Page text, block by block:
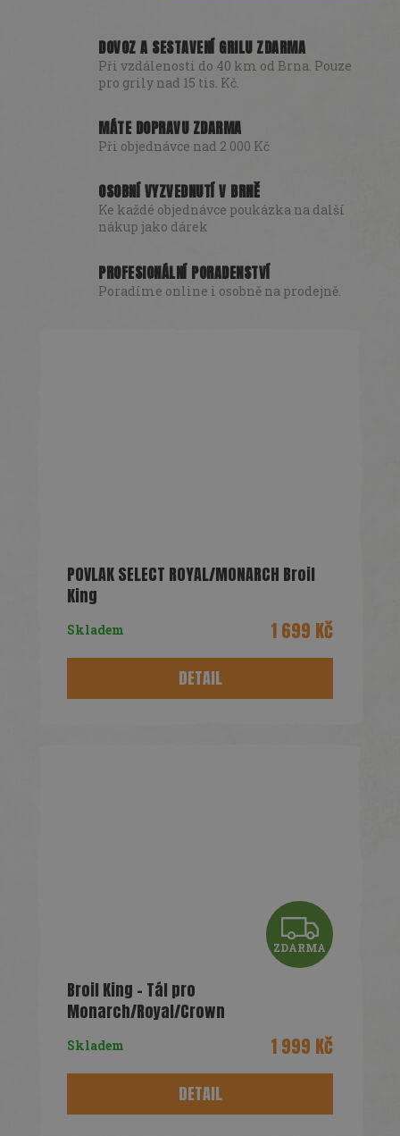
DOVOZ A SESTAVENÍ GRILU ZDARMA
Při vzdálenosti do 40 km od Brna. Pouze
pro grily nad 15 tis. Kč.
MÁTE DOPRAVU ZDARMA
Při objednávce nad 2 000 Kč
OSOBNÍ VYZVEDNUTÍ V BRNĚ
Ke každé objednávce poukázka na další
nákup jako dárek
PROFESIONÁLNÍ PORADENSTVÍ
Poradíme online i osobně na prodejně.
POVLAK SELECT ROYAL/MONARCH Broil
King
Skladem 1 699 Kč
DETAIL
Z
D
R
M
A
ZDARMA
Broil King - Tál pro
Monarch/Royal/Crown
Skladem 1 999 Kč
DETAIL